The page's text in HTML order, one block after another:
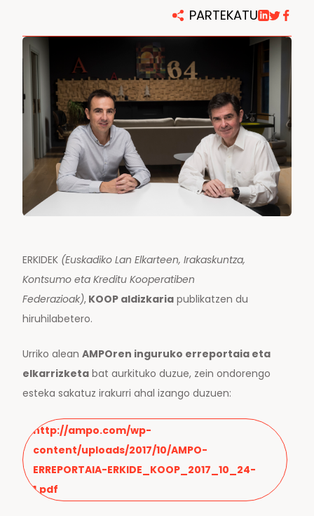
PARTEKATU
ERKIDEK (Euskadiko Lan Elkarteen, Irakaskuntza,
Kontsumo eta Kreditu Kooperatiben
Federazioak), KOOP aldizkaria publikatzen du
hiruhilabetero.
Urriko alean AMPOren inguruko erreportaia eta
elkarrizketa bat aurkituko duzue, zein ondorengo
esteka sakatuz irakurri ahal izango duzuen:
http://ampo.com/wp-
content/uploads/2017/10/AMPO-
ERREPORTAIA-ERKIDE_KOOP_2017_10_24-
1.pdf